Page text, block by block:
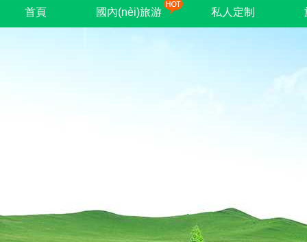
首頁 國內(nèi)旅游 私人定制